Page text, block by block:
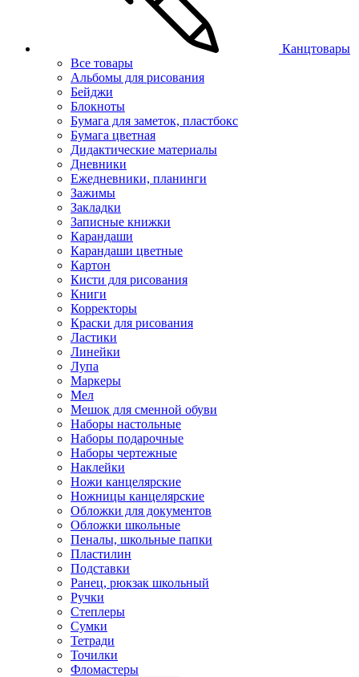
Канцтовары
Все товары
Альбомы для рисования
Бейджи
Блокноты
Бумага для заметок, пластбокс
Бумага цветная
Дидактические материалы
Дневники
Ежедневники, планинги
Зажимы
Закладки
Записные книжки
Карандаши
Карандаши цветные
Картон
Кисти для рисования
Книги
Корректоры
Краски для рисования
Ластики
Линейки
Лупа
Маркеры
Мел
Мешок для сменной обуви
Наборы настольные
Наборы подарочные
Наборы чертежные
Наклейки
Ножи канцелярские
Ножницы канцелярские
Обложки для документов
Обложки школьные
Пеналы, школьные папки
Пластилин
Подставки
Ранец, рюкзак школьный
Ручки
Степлеры
Сумки
Тетради
Точилки
Фломастеры